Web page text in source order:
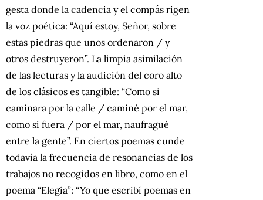
gesta donde la cadencia y el compás rigen
la voz poética: “Aquí estoy, Señor, sobre
estas piedras que unos ordenaron / y
otros destruyeron”. La limpia asimilación
de las lecturas y la audición del coro alto
de los clásicos es tangible: “Como si
caminara por la calle / caminé por el mar,
como si fuera / por el mar, naufragué
entre la gente”. En ciertos poemas cunde
todavía la frecuencia de resonancias de los
trabajos no recogidos en libro, como en el
poema “Elegía”: “Yo que escribí poemas en